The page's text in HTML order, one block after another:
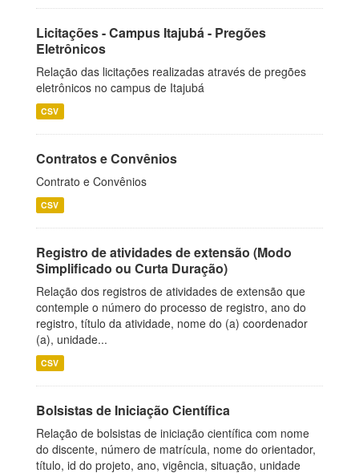
Licitações - Campus Itajubá - Pregões
Eletrônicos
Relação das licitações realizadas através de pregões
eletrônicos no campus de Itajubá
CSV
Contratos e Convênios
Contrato e Convênios
CSV
Registro de atividades de extensão (Modo
Simplificado ou Curta Duração)
Relação dos registros de atividades de extensão que
contemple o número do processo de registro, ano do
registro, título da atividade, nome do (a) coordenador
(a), unidade...
CSV
Bolsistas de Iniciação Científica
Relação de bolsistas de iniciação científica com nome
do discente, número de matrícula, nome do orientador,
título, id do projeto, ano, vigência, situação, unidade